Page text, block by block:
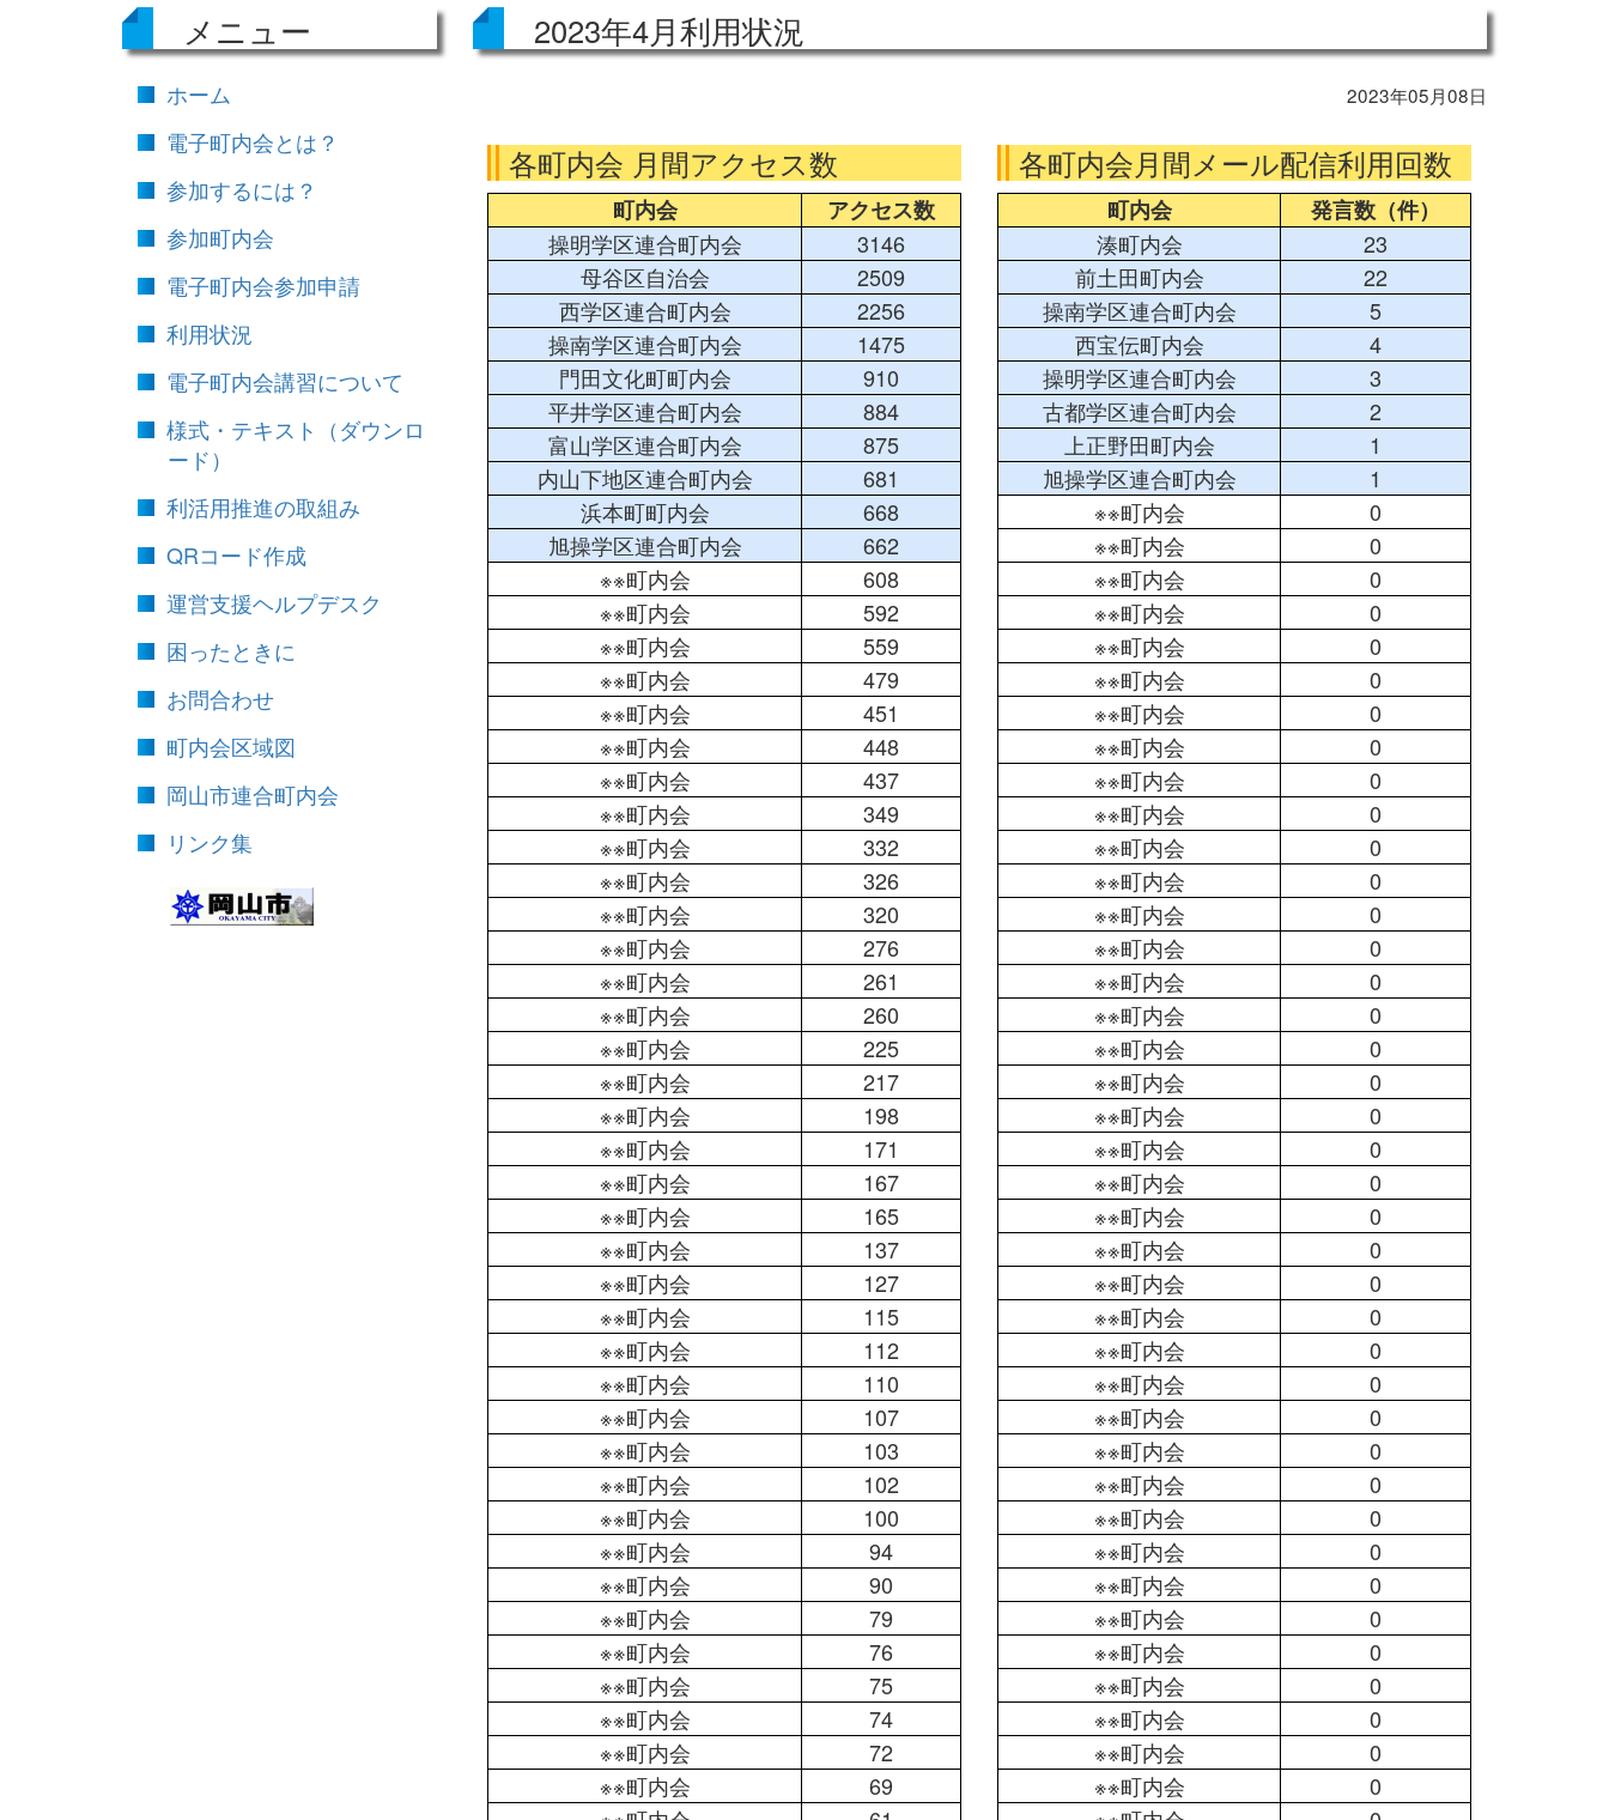
メニュー
ホーム
電子町内会とは？
参加するには？
参加町内会
電子町内会参加申請
利用状況
電子町内会講習について
様式・テキスト（ダウンロ
ード）
利活用推進の取組み
QRコード作成
運営支援ヘルプデスク
困ったときに
お問合わせ
町内会区域図
岡山市連合町内会
リンク集
2023年4月利用状況
2023年05月08日
各町内会 月間アクセス数
町内会
アクセス数
操明学区連合町内会
3146
母谷区自治会
2509
西学区連合町内会
2256
操南学区連合町内会
1475
門田文化町町内会
910
平井学区連合町内会
884
富山学区連合町内会
875
内山下地区連合町内会
681
浜本町町内会
668
旭操学区連合町内会
662
※※町内会
608
※※町内会
592
※※町内会
559
※※町内会
479
※※町内会
451
※※町内会
448
※※町内会
437
※※町内会
349
※※町内会
332
※※町内会
326
※※町内会
320
※※町内会
276
※※町内会
261
※※町内会
260
※※町内会
225
※※町内会
217
※※町内会
198
※※町内会
171
※※町内会
167
※※町内会
165
※※町内会
137
※※町内会
127
※※町内会
115
※※町内会
112
※※町内会
110
※※町内会
107
※※町内会
103
※※町内会
102
※※町内会
100
※※町内会
94
※※町内会
90
※※町内会
79
※※町内会
76
※※町内会
75
※※町内会
74
※※町内会
72
※※町内会
69
各町内会月間メール配信利用回数
町内会
発言数（件）
湊町内会
23
前土田町内会
22
操南学区連合町内会
5
西宝伝町内会
4
操明学区連合町内会
3
古都学区連合町内会
2
上正野田町内会
1
旭操学区連合町内会
1
※※町内会
0
※※町内会
0
※※町内会
0
※※町内会
0
※※町内会
0
※※町内会
0
※※町内会
0
※※町内会
0
※※町内会
0
※※町内会
0
※※町内会
0
※※町内会
0
※※町内会
0
※※町内会
0
※※町内会
0
※※町内会
0
※※町内会
0
※※町内会
0
※※町内会
0
※※町内会
0
※※町内会
0
※※町内会
0
※※町内会
0
※※町内会
0
※※町内会
0
※※町内会
0
※※町内会
0
※※町内会
0
※※町内会
0
※※町内会
0
※※町内会
0
※※町内会
0
※※町内会
0
※※町内会
0
※※町内会
0
※※町内会
0
※※町内会
0
※※町内会
0
※※町内会
0